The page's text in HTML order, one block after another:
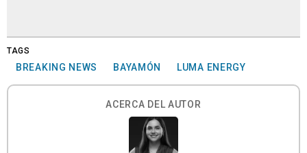
TAGS
BREAKING NEWS BAYAMÓN LUMA ENERGY
ACERCA DEL AUTOR